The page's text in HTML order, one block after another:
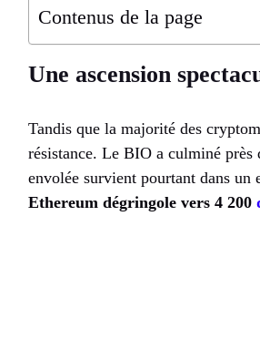
Contenus de la page
Une ascension
Tandis que la majorité des
résistance. Le BIO a culminé près
envolée survient pourtant dans un
Ethereum dégringole vers 4 200